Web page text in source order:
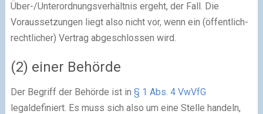
Über-/Unterordnungsverhältnis ergeht, der Fall. Die
Voraussetzungen liegt also nicht vor, wenn ein (öffentlich-
rechtlicher) Vertrag abgeschlossen wird.
(2) einer Behörde
Der Begriff der Behörde ist in § 1 Abs. 4 VwVfG
legaldefiniert. Es muss sich also um eine Stelle handeln,